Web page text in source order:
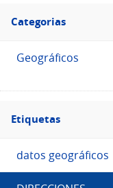
Filtro
Categorias
Categorias
Geográficos
Filtro
Etiquetas
Etiquetas
datos geográficos